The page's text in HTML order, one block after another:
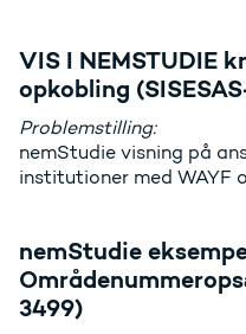
VIS I NEMSTUDIE
opkobling
Problemstilling:
nemStudie visning på
institutioner med WAYF
nemStudie
3499)